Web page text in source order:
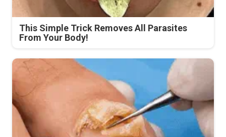
This Simple Trick Removes All Parasites
From Your Body!